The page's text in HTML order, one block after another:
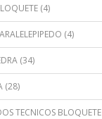
(4)
(4)
(34)
(28)
TECNICOS BLOQUETE